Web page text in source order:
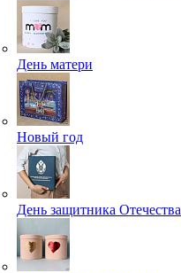
День матери
Новый год
День защитника Отечества